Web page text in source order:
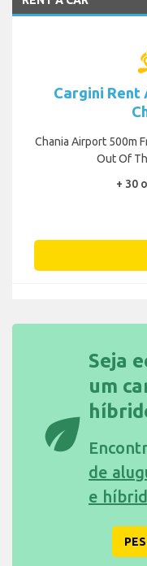
Cargini Rent
Chania Airport 500m
Out Of
+ 30
eco
Seja
um
de
e